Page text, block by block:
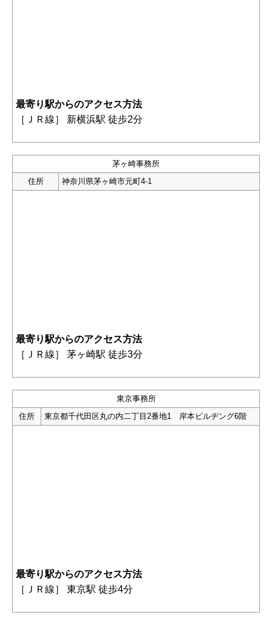
最寄り駅からのアクセス方法
［ ＪＲ線］ 新横浜駅 徒歩2分
茅ヶ崎事務所
住所
神奈川県茅ヶ崎市元町4-1
最寄り駅からのアクセス方法
［ ＪＲ線］ 茅ヶ崎駅 徒歩3分
東京事務所
住所
東京都千代田区丸の内二丁目2番地1 岸本ビルヂング6階
最寄り駅からのアクセス方法
［ ＪＲ線］ 東京駅 徒歩4分